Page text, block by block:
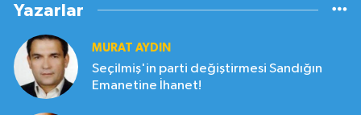
Yazarlar
MURAT AYDIN
Seçilmiş'in parti değiştirmesi Sandığın
Emanetine İhanet!